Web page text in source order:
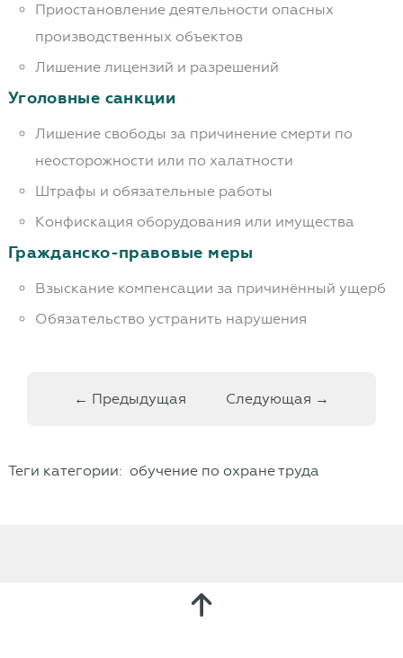
Приостановление деятельности опасных
производственных объектов
Лишение лицензий и разрешений
Уголовные санкции
Лишение свободы за причинение смерти по
неосторожности или по халатности
Штрафы и обязательные работы
Конфискация оборудования или имущества
Гражданско-правовые меры
Взыскание компенсации за причинённый ущерб
Обязательство устранить нарушения
← Предыдущая Следующая →
Теги категории: обучение по охране труда